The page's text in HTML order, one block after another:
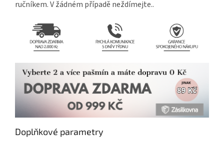
ručníkem. V žádném případě neždímejte..
Doplňkové parametry